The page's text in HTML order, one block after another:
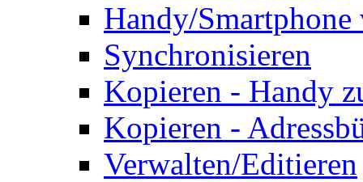
Handy/Smartphone
Synchronisieren
Kopieren - Handy
Kopieren -
Verwalten/Editieren